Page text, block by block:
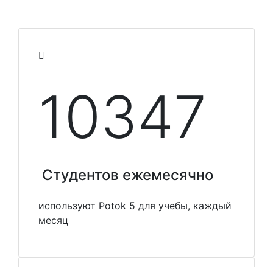
10348
Студентов ежемесячно
используют Potok 5 для учебы, каждый
месяц